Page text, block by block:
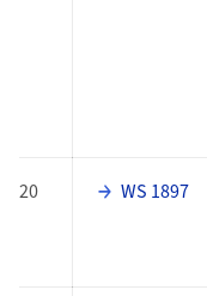
20 WS 1897